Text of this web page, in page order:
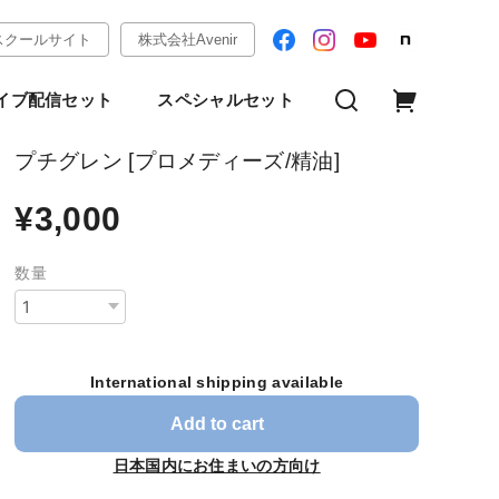
クールサイト 株式会社Avenir
ブ配信セット スペシャルセット
プチグレン [プロメディーズ/精油]
¥3,000
数量
International shipping available
Add to cart
日本国内にお住まいの方向け